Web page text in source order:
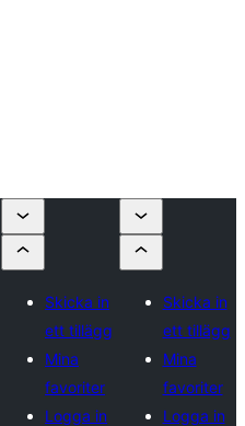
Skicka in
ett tillägg
Mina
favoriter
Logga in
Skicka in
ett tillägg
Mina
favoriter
Logga in